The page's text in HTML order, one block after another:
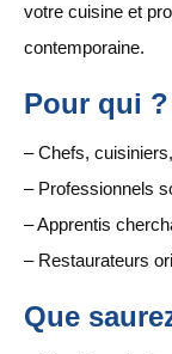
votre cuisine et
contemporaine.
Pour qui ?
– Chefs,
– Professionnels
– Apprentis
– Restaurateurs
Que